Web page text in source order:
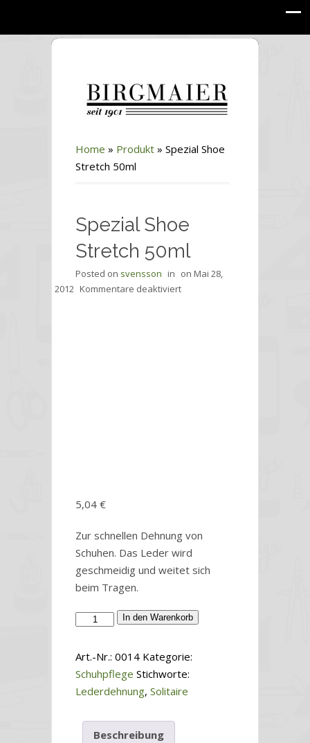
Home » Produkt » Spezial Shoe
Stretch 50ml
Spezial Shoe
Stretch 50ml
Posted on svensson in on Mai 28,
2012 Kommentare deaktiviertfür
5,04 €
Zur schnellen Dehnung von
Schuhen. Das Leder wird
geschmeidig und weitet sich
beim Tragen.
Spezial
50ml
quantity
In den Warenkorb
Art.-Nr.: 0014 Kategorie:
Schuhpflege Stichworte:
Lederdehnung, Solitaire
Beschreibung